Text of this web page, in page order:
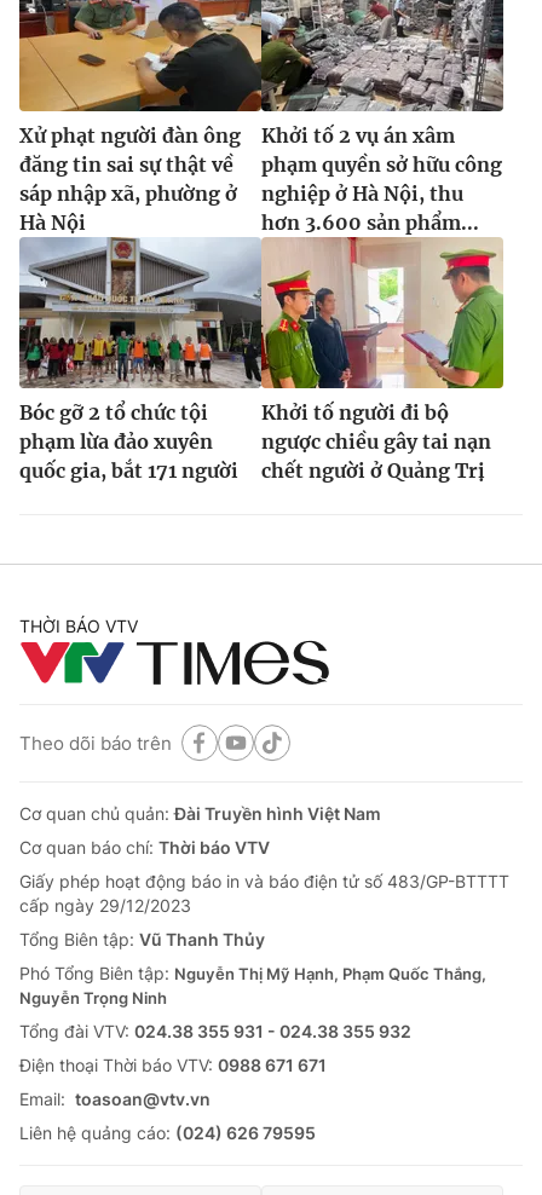
Xử phạt người đàn ông
đăng tin sai sự thật về
sáp nhập xã, phường ở
Hà Nội
Khởi tố 2 vụ án xâm
phạm quyền sở hữu công
nghiệp ở Hà Nội, thu
hơn 3.600 sản phẩm...
Bóc gỡ 2 tổ chức tội
phạm lừa đảo xuyên
quốc gia, bắt 171 người
Khởi tố người đi bộ
ngược chiều gây tai nạn
chết người ở Quảng Trị
THỜI BÁO VTV
Theo dõi báo trên
Cơ quan chủ quản:Đài Truyền hình Việt Nam
Cơ quan báo chí: Thời báo VTV
Giấy phép hoạt động báo in và báo điện tử số 483/GP-BTTTT
cấp ngày 29/12/2023
Tổng Biên tập: Vũ Thanh Thủy
Phó Tổng Biên tập: Nguyễn Thị Mỹ Hạnh, Phạm Quốc Thắng,
Nguyễn Trọng Ninh
Tổng đài VTV: 024.38 355 931 - 024.38 355 932
Ðiện thoại Thời báo VTV: 0988 671 671
Email: toasoan@vtv.vn
Liên hệ quảng cáo: (024) 626 79595